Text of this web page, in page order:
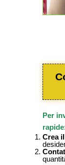
Per
Crea